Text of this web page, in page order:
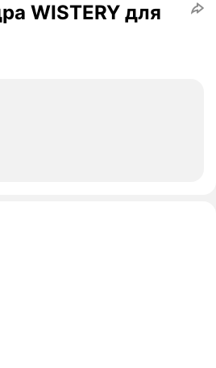
WISTERY для